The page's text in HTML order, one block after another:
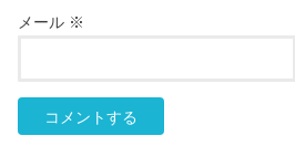
メール ※